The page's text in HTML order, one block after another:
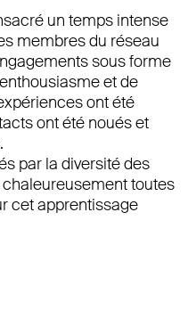
un temps intense
membres du réseau
sous forme
et de
ont été
ont été noués et
par la diversité des
toutes
cet apprentissage